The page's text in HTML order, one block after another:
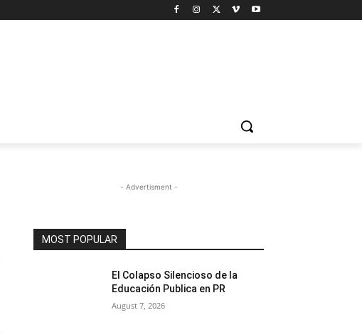
- Advertisment -
MOST POPULAR
El Colapso Silencioso de la
Educación Publica en PR
August 7, 2026